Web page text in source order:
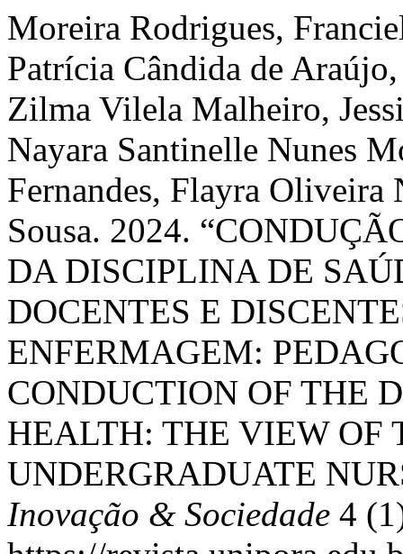
Moreira Rodrigues,
Patrícia Cândida de
Zilma Vilela Malheiro,
Nayara Santinelle Nunes
Fernandes, Flayra Oliveira
Sousa. 2024.
DA DISCIPLINA DE
DOCENTES E
ENFERMAGEM:
CONDUCTION OF THE
HEALTH: THE VIEW OF
UNDERGRADUATE
Inovação & Sociedade 4